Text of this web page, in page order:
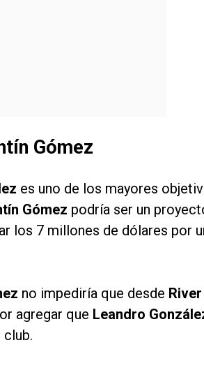
Gómez
es uno de los mayores
Gómez podría ser un
los 7 millones de dólares por
no impediría que desde River
agregar que Leandro
club.